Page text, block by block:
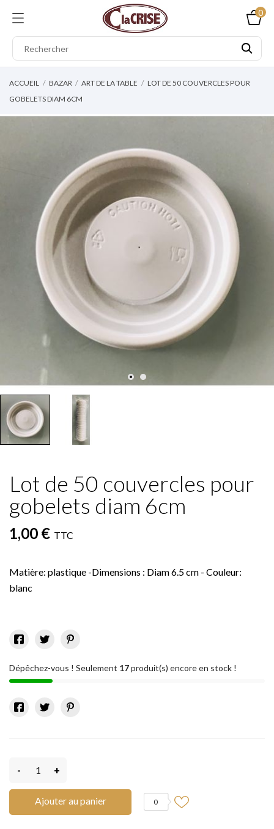
0
ACCUEIL BAZAR ART DE LA TABLE
LOT DE 50 COUVERCLES POUR
GOBELETS DIAM 6CM
Lot de 50 couvercles pour
gobelets diam 6cm
1,00 € TTC
Matière: plastique -Dimensions : Diam 6.5 cm - Couleur:
blanc
Dépêchez-vous ! Seulement 17produit(s) encore en stock !
- +
Ajouter au panier 0